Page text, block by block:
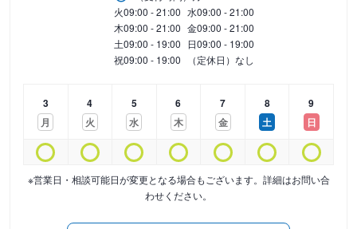
火09:00 - 21:00 水09:00 - 21:00
木09:00 - 21:00 金09:00 - 21:00
土09:00 - 19:00 日09:00 - 19:00
祝09:00 - 19:00 （定休日）なし
3
月
4
火
5
水
6
木
7
金
8
土
9
日
※営業日・相談可能日が変更となる場合もございます。詳細はお問い合
わせください。